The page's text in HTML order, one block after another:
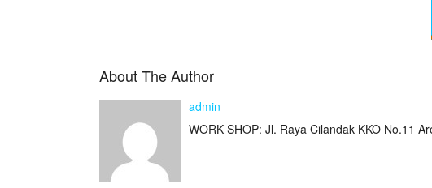
Apakah Semua Lampu Kolam Renang Memerlukan Trafo?
Ini Penjelasannya Pencahayaan menjadi salah satu elemen
penting dalam sebuah kolam renang. Selain…
About The Author
admin
WORK SHOP: Jl. Raya Cilandak KKO No.11